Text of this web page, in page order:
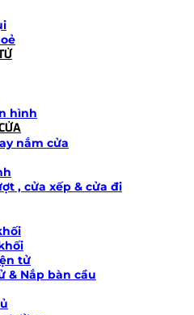
hình
nắm cửa
, cửa xếp & cửa đi
tử
& Nắp bàn cầu